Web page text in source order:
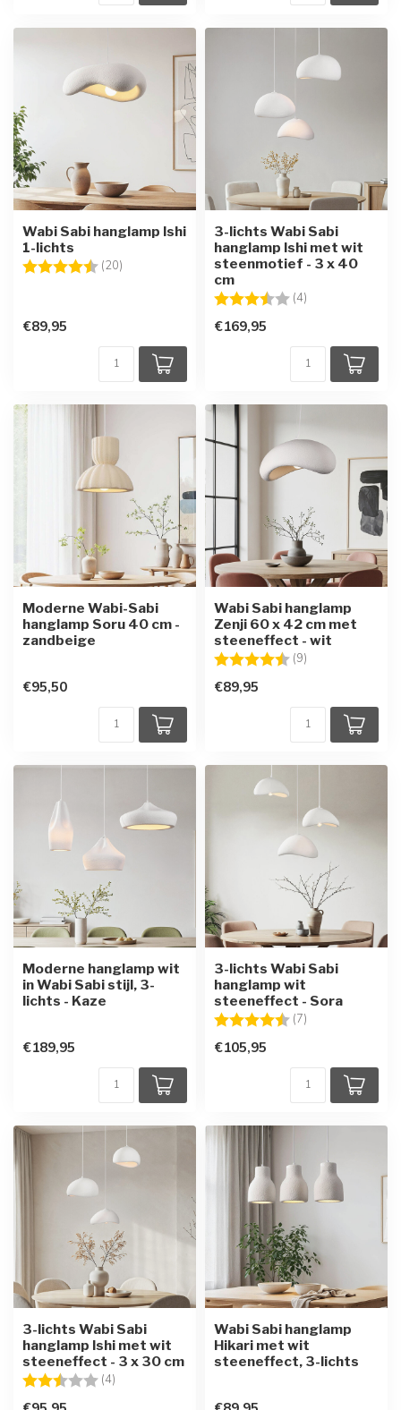
Wabi Sabi hanglamp Ishi
1-lichts
Beoordeling: (20)
€89,95
3-lichts Wabi Sabi
hanglamp Ishi met wit
steenmotief - 3 x 40
cm
Beoordeling: (4)
€169,95
Moderne Wabi-Sabi
hanglamp Soru 40 cm -
zandbeige
€95,50
Wabi Sabi hanglamp
Zenji 60 x 42 cm met
steeneffect - wit
Beoordeling: (9)
€89,95
Moderne hanglamp wit
in Wabi Sabi stijl, 3-
lichts - Kaze
€189,95
3-lichts Wabi Sabi
hanglamp wit
steeneffect - Sora
Beoordeling: (7)
€105,95
3-lichts Wabi Sabi
hanglamp Ishi met wit
steeneffect - 3 x 30 cm
Beoordeling: (4)
Wabi Sabi hanglamp
Hikari met wit
steeneffect, 3-lichts